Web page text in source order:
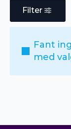
Filter
Fant
med